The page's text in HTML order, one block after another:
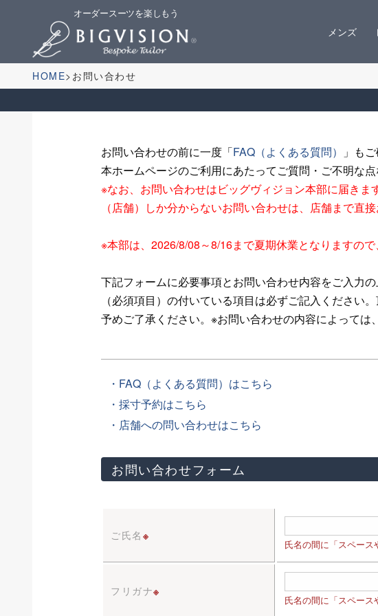
オーダースーツを楽しもう
メンズ
HOME お問い合わせ
お問い合わせの前に一度「FAQ（よくある質問）
」も
本ホームページのご利用にあたってご質問・ご不明な
※なお、お問い合わせはビッグヴィジョン本部に届き
（店舗）しか分からないお問い合わせは、店舗まで直接
※本部は、2026/8/08～8/16まで夏期休業となりますの
下記フォームに必要事項とお問い合わせ内容をご入力
（必須項目）の付いている項目は必ずご記入ください
予めご了承ください。※お問い合わせの内容によっては
・FAQ（よくある質問）はこちら
・採寸予約はこちら
・店舗への問い合わせはこちら
お問い合わせフォーム
ご氏名 ※
氏名の間に「スペース
フリガナ※
氏名の間に「スペース